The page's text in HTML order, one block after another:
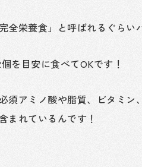
全栄養食」と呼ばれるぐらい
個を目安に食べてOKです！
須アミノ酸や脂質、ビタミン
まれているんです！